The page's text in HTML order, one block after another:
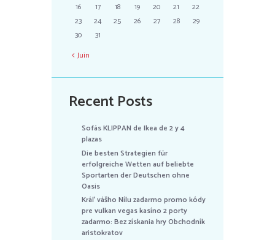
16
17 18 19 20 21
22
23
24 25 26 27 28
29
30
31
Juin
Recent Posts
Sofás KLIPPAN de Ikea de 2 y 4
plazas
Die besten Strategien für
erfolgreiche Wetten auf beliebte
Sportarten der Deutschen ohne
Oasis
Kráľ vášho Nílu zadarmo promo kódy
pre vulkan vegas kasíno 2 porty
zadarmo: Bez získania hry Obchodník
aristokratov